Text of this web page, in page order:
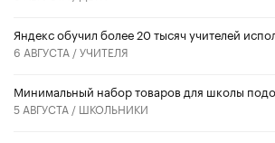
​Яндекс обучил более 20 тысяч учителей
6 АВГУСТА /УЧИТЕЛЯ
Минимальный набор товаров для школы
5 АВГУСТА / ШКОЛЬНИКИ